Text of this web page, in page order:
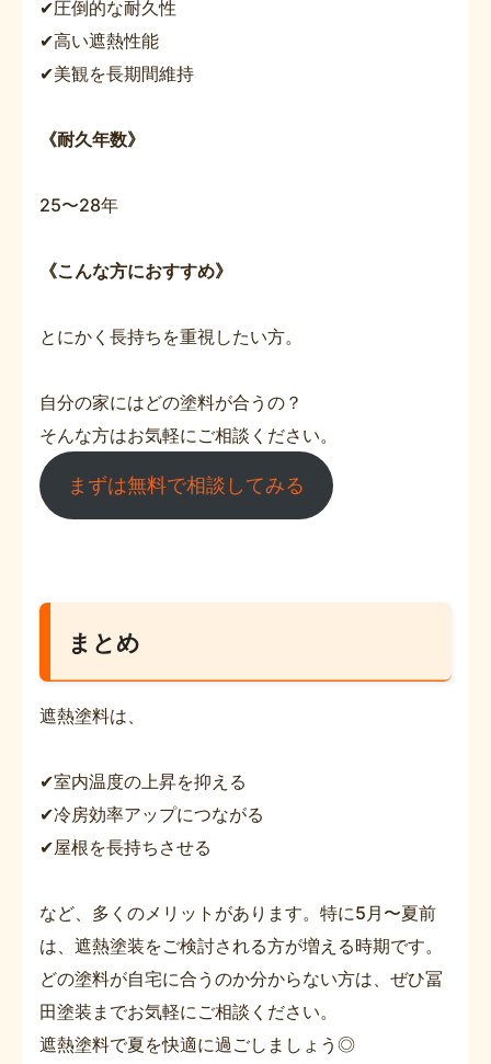
✔圧倒的な耐久性
✔高い遮熱性能
✔美観を長期間維持
《耐久年数》
25〜28年
《こんな方におすすめ》
とにかく長持ちを重視したい方。
自分の家にはどの塗料が合うの？
そんな方はお気軽にご相談ください。
まずは無料で相談してみる
まとめ
遮熱塗料は、
✔室内温度の上昇を抑える
✔冷房効率アップにつながる
✔屋根を長持ちさせる
など、多くのメリットがあります。特に5月〜夏前
は、遮熱塗装をご検討される方が増える時期です。
どの塗料が自宅に合うのか分からない方は、ぜひ冨
田塗装までお気軽にご相談ください。
遮熱塗料で夏を快適に過ごしましょう◎